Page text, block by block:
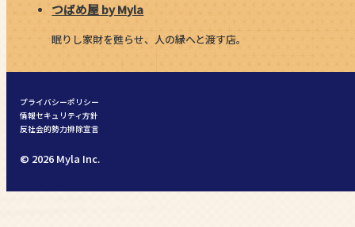
つばめ屋 by Myla
眠りし家財を甦らせ、人の縁へと渡す店。
プライバシーポリシー
情報セキュリティ方針
反社会的勢力排除宣言
© 2026 Myla Inc.